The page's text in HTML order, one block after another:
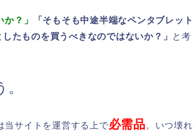
？」
「そもそも中途半端なペンタブレット
たものを買うべきなのではないか？」 と考
当サイトを運営する上で必需品。いつ壊れ